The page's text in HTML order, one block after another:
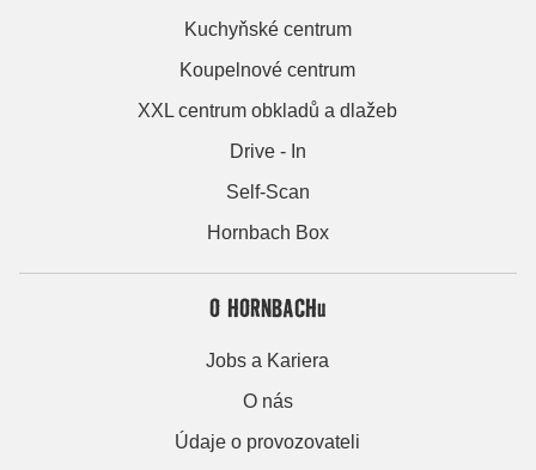
Kuchyňské centrum
Koupelnové centrum
XXL centrum obkladů a dlažeb
Drive - In
Self-Scan
Hornbach Box
O HORNBACHu
Jobs a Kariera
O nás
Údaje o provozovateli